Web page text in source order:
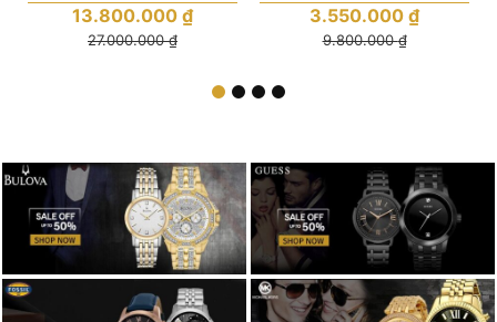
27.000.000₫
Giá
gốc
27.000.000 ₫.
13.800.000 ₫
Giá
hiện
9.800.000₫
Giá
gốc
9.800.000 ₫.
3.550.000 ₫
Giá
hiện